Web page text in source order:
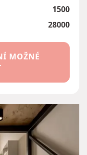
1500
28000
MOŽNÉ